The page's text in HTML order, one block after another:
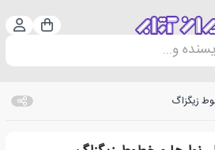
سبد
و...
زیگزاگ